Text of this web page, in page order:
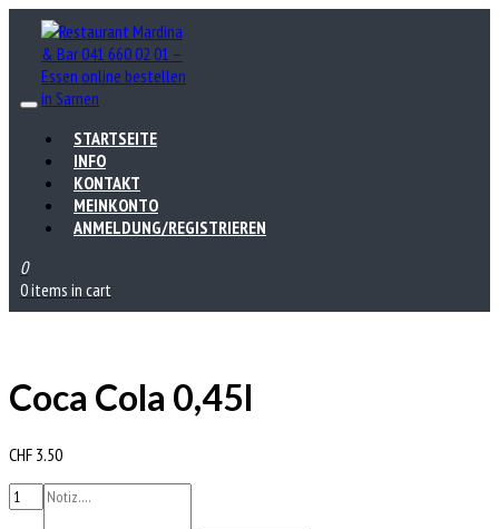
STARTSEITE
INFO
KONTAKT
MEINKONTO
ANMELDUNG/REGISTRIEREN
0
0 items in cart
Coca Cola 0,45l
CHF 3.50